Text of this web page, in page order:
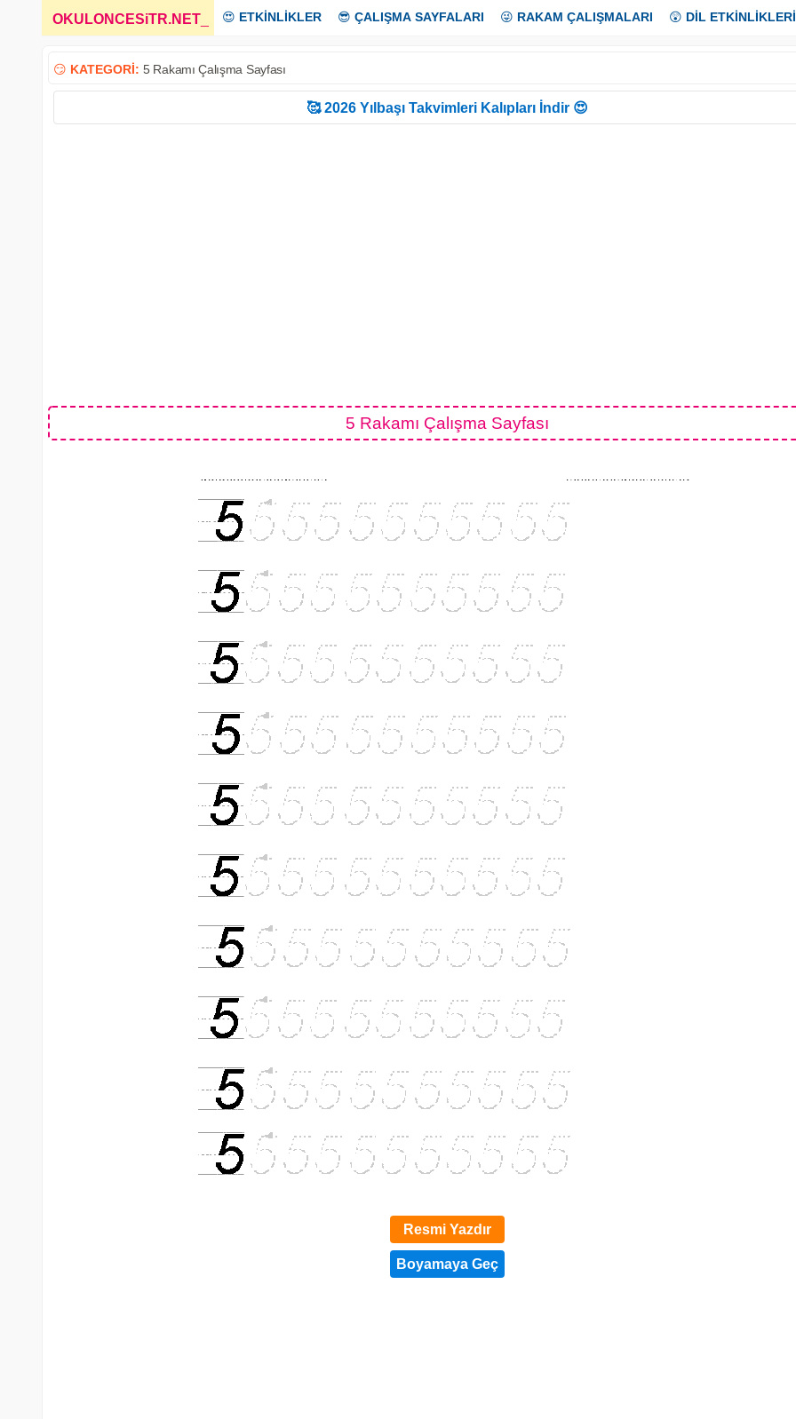
OKULONCESiTR.NET 😍 ETKİNLİKLER 😎 ÇALIŞMA SAYFALARI 😜 RAKAM ÇALIŞMALARI 😲 DİL ETKİNLİKLERİ
😏 KATEGORİ: 5 Rakamı Çalışma Sayfası
🥰 2026 Yılbaşı Takvimleri Kalıpları İndir 😍
5 Rakamı Çalışma Sayfası
Resmi Yazdır